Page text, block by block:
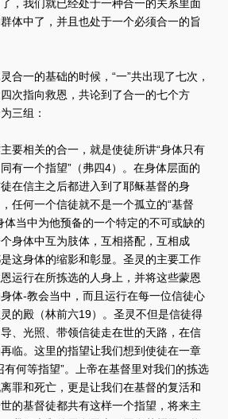
，我们就已经处于一种合一的关系里面
体中了，并且也处于一个必须合一的旨
合一的基础的时候，“一”共出现了七次，
次指向救恩，共论到了合一的七个方
三组：
要相关的合一，就是使徒所讲“身体只有
有一个指望”（弗四4）。在身体层面的
在信主之后都进入到了耶稣基督的身
任何一个信徒就不是一个孤立的“基督
体当中为他预备的一个特定的不可或缺的
身体中互为肢体，互相搭配，互相成
这身体的缩影和彰显。圣灵的主要工作
运行在所拣选的人身上，并将这些蒙恩
体-教会当中，而且运行在每一位信徒心
的殿（林前六19）。圣灵不但是信徒得
、光照、带领信徒走在世的天路，在信
临。这里的指望让我们想到使徒在一章
有何等指望”。上帝在基督里对我们的拣选
罪和死亡，更是让我们在基督的复活和
的基督徒都共有这样一个指望，将来主